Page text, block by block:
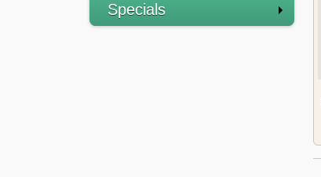
Specials